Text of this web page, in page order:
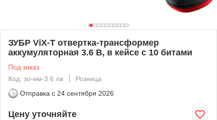
ЗУБР ViX-T отвертка-трансформер
аккумуляторная 3.6 В, в кейсе с 10 битами
Под заказ
Код: зо-ем-3.6 ли
Розница
Отправка с 24 сентября 2026
Цену уточняйте